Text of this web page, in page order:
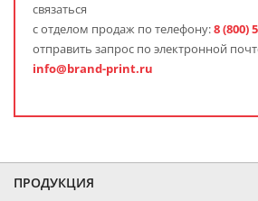
связаться
с отделом продаж по телефону:8 (800)
отправить запрос по электронной
info@brand-print.ru
ПРОДУКЦИЯ